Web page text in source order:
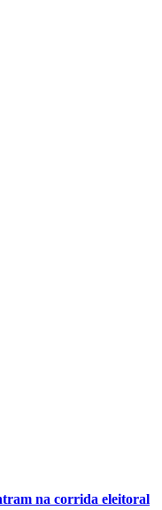
na corrida eleitoral